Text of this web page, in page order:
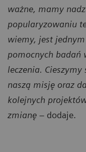
ważne, mamy
popularyzowaniu
wiemy, jest
pomocnych badań
leczenia.
naszą misję oraz
kolejnych
zmianę – dodaje.